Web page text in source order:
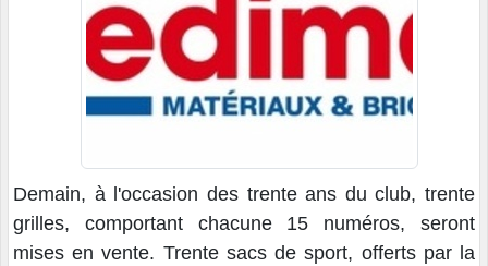
Demain, à l'occasion des trente ans du club, trente
grilles, comportant chacune 15 numéros, seront
mises en vente. Trente sacs de sport, offerts par la